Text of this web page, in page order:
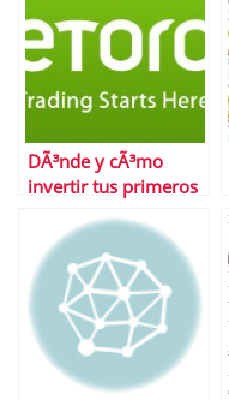
DÃ³nde y cÃ³mo
invertir tus primeros